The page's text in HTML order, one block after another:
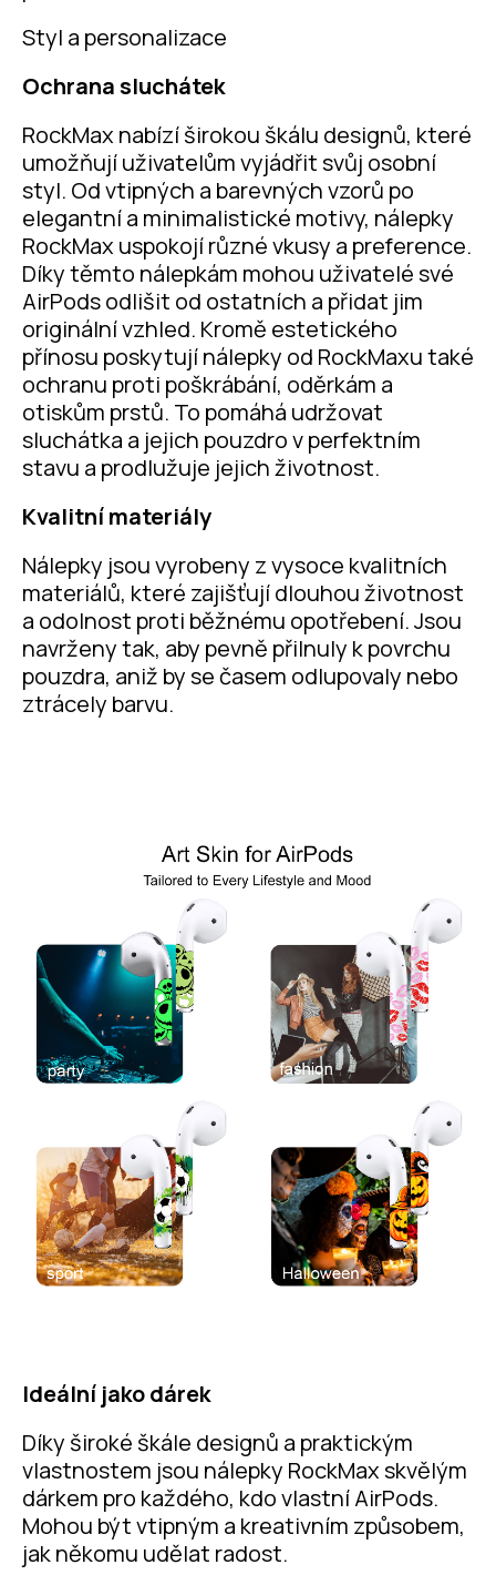
Styl a personalizace
Ochrana sluchátek
RockMax nabízí širokou škálu designů, které
umožňují uživatelům vyjádřit svůj osobní
styl. Od vtipných a barevných vzorů po
elegantní a minimalistické motivy, nálepky
RockMax uspokojí různé vkusy a preference.
Díky těmto nálepkám mohou uživatelé své
AirPods odlišit od ostatních a přidat jim
originální vzhled. Kromě estetického
přínosu poskytují nálepky od RockMaxu také
ochranu proti poškrábání, oděrkám a
otiskům prstů. To pomáhá udržovat
sluchátka a jejich pouzdro v perfektním
stavu a prodlužuje jejich životnost.
Kvalitní materiály
Nálepky jsou vyrobeny z vysoce kvalitních
materiálů, které zajišťují dlouhou životnost
a odolnost proti běžnému opotřebení. Jsou
navrženy tak, aby pevně přilnuly k povrchu
pouzdra, aniž by se časem odlupovaly nebo
ztrácely barvu.
Ideální jako dárek
Díky široké škále designů a praktickým
vlastnostem jsou nálepky RockMax skvělým
dárkem pro každého, kdo vlastní AirPods.
Mohou být vtipným a kreativním způsobem,
jak někomu udělat radost.